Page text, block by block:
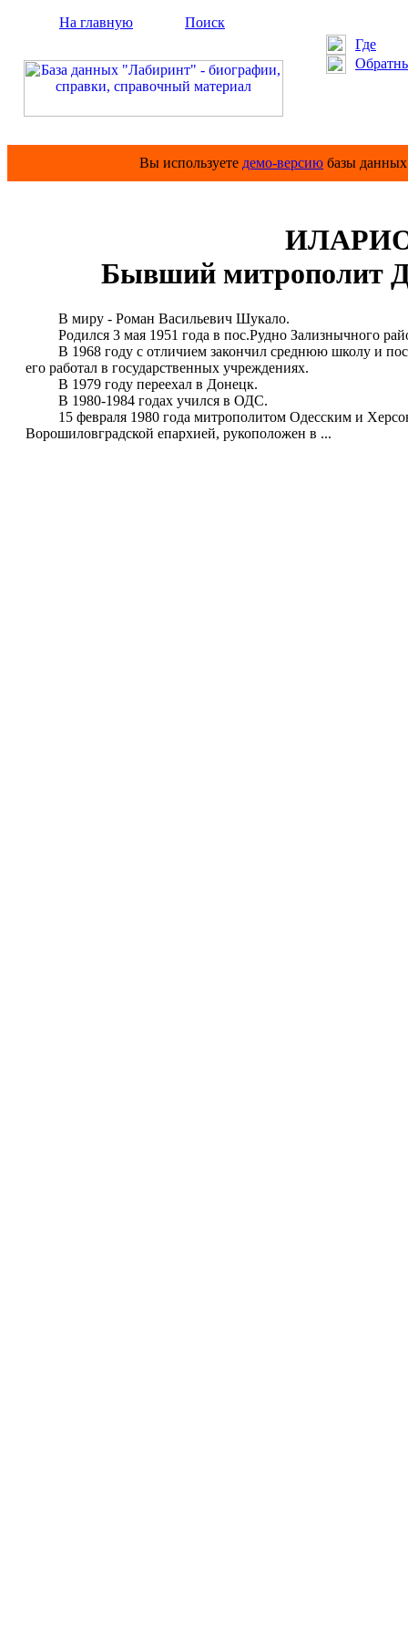
На главную
Поиск
Где
Вы используете демо-версию базы
Бывший митрополит
В миру - Роман Васильевич Шукало.
Родился 3 мая 1951 года в пос.Рудно Зализнычного
В 1968 году с отличием закончил среднюю школу и
его работал в государственных учреждениях.
В 1979 году переехал в Донецк.
В 1980-1984 годах учился в ОДС.
15 февраля 1980 года митрополитом Одесским и
Ворошиловградской епархией, рукоположен в ...